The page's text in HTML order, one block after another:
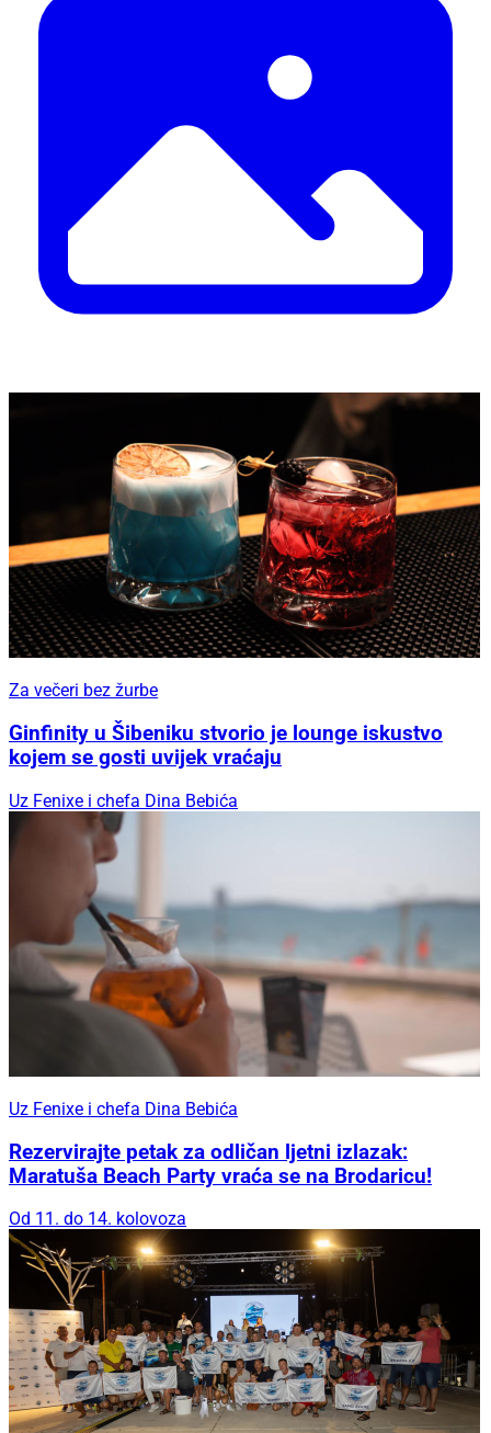
Za večeri bez žurbe
Ginfinity u Šibeniku stvorio je lounge iskustvo
kojem se gosti uvijek vraćaju
Uz Fenixe i chefa Dina Bebića
Uz Fenixe i chefa Dina Bebića
Rezervirajte petak za odličan ljetni izlazak:
Maratuša Beach Party vraća se na Brodaricu!
Od 11. do 14. kolovoza